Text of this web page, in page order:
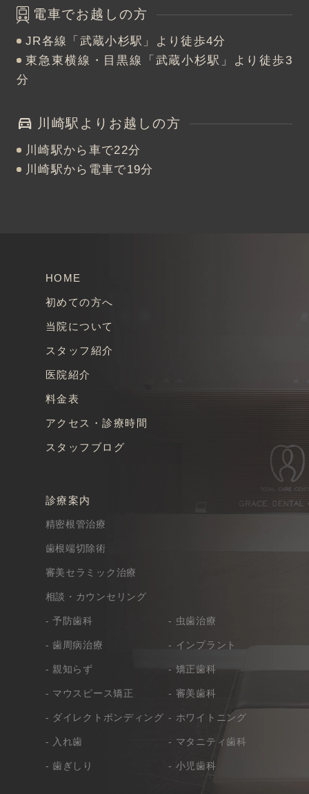
電車でお越しの方
JR各線「武蔵小杉駅」より徒歩4分
東急東横線・目黒線「武蔵小杉駅」より徒歩3
分
川崎駅よりお越しの方
川崎駅から車で22分
川崎駅から電車で19分
HOME
初めての方へ
当院について
スタッフ紹介
医院紹介
料金表
アクセス・診療時間
スタッフブログ
診療案内
精密根管治療
歯根端切除術
審美セラミック治療
相談・カウンセリング
- 予防歯科 - 虫歯治療
- 歯周病治療 - インプラント
- 親知らず - 矯正歯科
- マウスピース矯正 - 審美歯科
- ダイレクトボンディング - ホワイトニング
- 入れ歯 - マタニティ歯科
- 歯ぎしり - 小児歯科